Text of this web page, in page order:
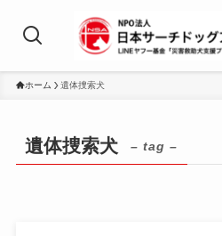
ホーム 遺体捜索犬
遺体捜索犬 – tag –